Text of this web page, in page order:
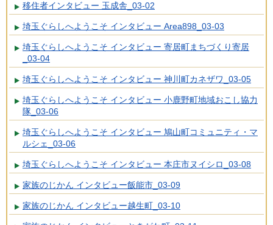
移住者インタビュー 玉成舎_03-02
埼玉ぐらしへようこそ インタビュー Area898_03-03
埼玉ぐらしへようこそ インタビュー 寄居町まちづくり寄居
_03-04
埼玉ぐらしへようこそ インタビュー 神川町カネザワ_03-05
埼玉ぐらしへようこそ インタビュー 小鹿野町地域おこし協力
隊_03-06
埼玉ぐらしへようこそ インタビュー 鳩山町コミュニティ・マ
ルシェ_03-06
埼玉ぐらしへようこそ インタビュー 本庄市ヌイシロ_03-08
家族のじかん インタビュー飯能市_03-09
家族のじかん インタビュー越生町_03-10